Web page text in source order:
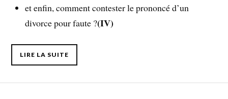
et enfin, comment contester le prononcé d’un
divorce pour faute ?(IV)
LIRE LA SUITE